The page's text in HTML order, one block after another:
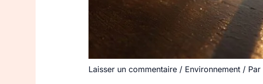
Laisser un commentaire / Environnement/ Par